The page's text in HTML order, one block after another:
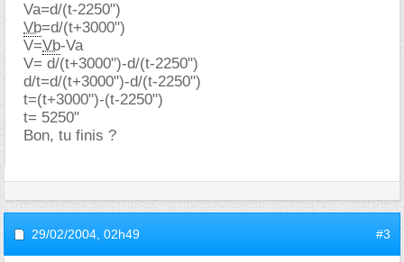
Va=d/(t-2250")
Vb=d/(t+3000")
V=Vb-Va
V= d/(t+3000")-d/(t-2250")
d/t=d/(t+3000")-d/(t-2250")
t=(t+3000")-(t-2250")
t= 5250"
Bon, tu finis ?
29/02/2004, 02h49 #3